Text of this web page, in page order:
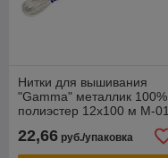
Нитки для вышивания
"Gamma" металлик 100%
полиэстер 12x100 м М-01
22,66 руб./упаковка